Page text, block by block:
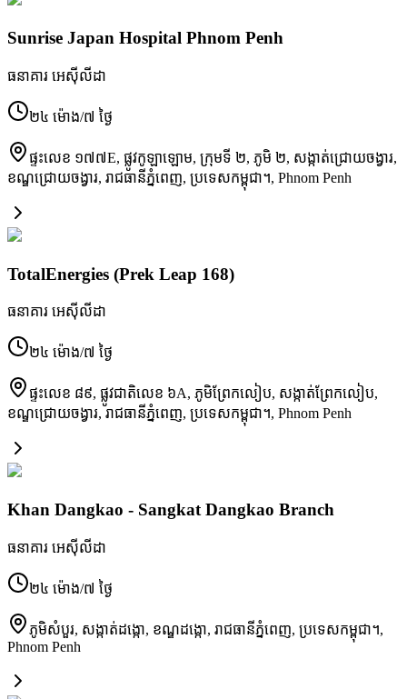
Sunrise Japan Hospital Phnom Penh
ធនាគារ អេស៊ីលីដា
២៤ ម៉ោង/៧ ថ្ងៃ
ផ្ទះ​លេខ ១៧៧E, ផ្លូវ​កូឡាឡោម, ក្រុម​ទី ២, ភូមិ​ ២, សង្កាត់​ជ្រោយចង្វារ,
ខណ្ឌ​ជ្រោយចង្វារ, រាជធានី​ភ្នំពេញ, ប្រទេស​កម្ពុជា។, Phnom Penh
TotalEnergies (Prek Leap 168)
ធនាគារ អេស៊ីលីដា
២៤ ម៉ោង/៧ ថ្ងៃ
ផ្ទះ​លេខ ៨៩, ផ្លូវជាតិ​លេខ ៦A, ភូមិ​ព្រែកលៀប, សង្កាត់​ព្រែកលៀប,
ខណ្ឌ​ជ្រោយចង្វារ, រាជធានី​ភ្នំពេញ, ប្រទេស​កម្ពុជា។, Phnom Penh
Khan Dangkao - Sangkat Dangkao Branch
ធនាគារ អេស៊ីលីដា
២៤ ម៉ោង/៧ ថ្ងៃ
ភូមិ​សំបួរ, សង្កាត់​ដង្កោ, ខណ្ឌ​ដង្កោ, រាជធានី​ភ្នំពេញ, ប្រទេស​កម្ពុជា។,
Phnom Penh